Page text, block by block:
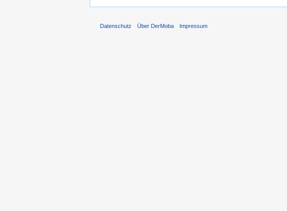
Datenschutz Über DerMoba Impressum